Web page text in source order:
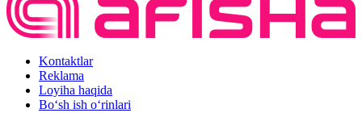
Kontaktlar
Reklama
Loyiha haqida
Bo‘sh ish o‘rinlari